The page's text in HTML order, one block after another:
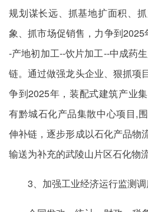
规划谋长远、抓基地扩面积、
象、抓市场促销售，力争到
-产地初加工--饮片加工--中成药
链。通过做强龙头企业、狠抓项
争到2025年，装配式建筑产业
有黔城石化产品集散中心项目,
伸补链，逐步形成以石化产品物
输送为补充的武陵山片区石化物
3、加强工业经济运行监测